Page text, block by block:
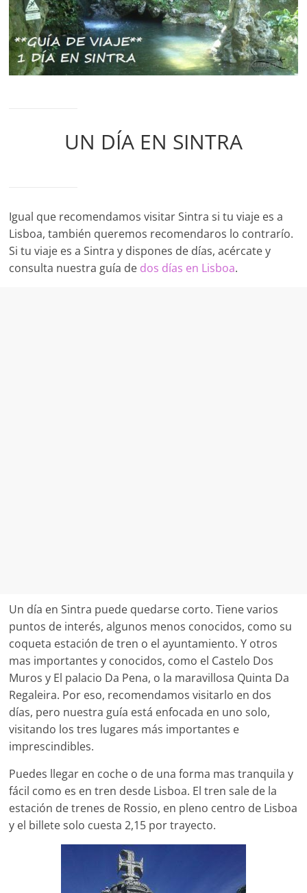
para
viajar
a
destinos
de
para
escapadas
de
fin
UN DÍA EN SINTRA
Igual que recomendamos visitar Sintra si tu viaje es a
Lisboa, también queremos recomendaros lo contrarío.
Si tu viaje es a Sintra y dispones de días, acércate y
consulta nuestra guía de dos días en Lisboa.
Un día en Sintra puede quedarse corto. Tiene varios
puntos de interés, algunos menos conocidos, como su
coqueta estación de tren o el ayuntamiento. Y otros
mas importantes y conocidos, como el Castelo Dos
Muros y El palacio Da Pena, o la maravillosa Quinta Da
Regaleira. Por eso, recomendamos visitarlo en dos
días, pero nuestra guía está enfocada en uno solo,
visitando los tres lugares más importantes e
imprescindibles.
Puedes llegar en coche o de una forma mas tranquila y
fácil como es en tren desde Lisboa. El tren sale de la
estación de trenes de Rossio, en pleno centro de Lisboa
y el billete solo cuesta 2,15 por trayecto.